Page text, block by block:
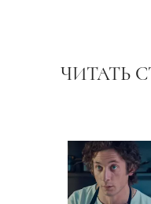
ЧИТАТЬ